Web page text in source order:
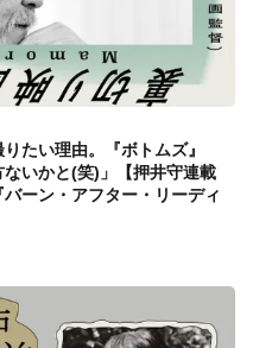
たい理由。『ボトムズ』
いかと(笑)」【押井守連載
ーン・アフター・リーディ